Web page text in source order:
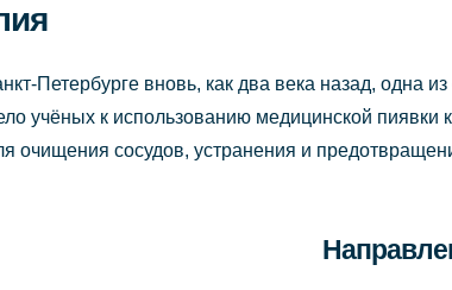
Петербурге вновь, как два века назад, одна
учёных к использованию медицинской пиявки
очищения сосудов, устранения и